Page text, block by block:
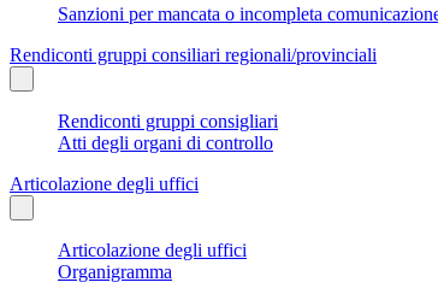
Sanzioni per mancata o incompleta
Rendiconti gruppi consiliari regionali/provinciali
Rendiconti gruppi consigliari
Atti degli organi di controllo
Articolazione degli uffici
Articolazione degli uffici
Organigramma